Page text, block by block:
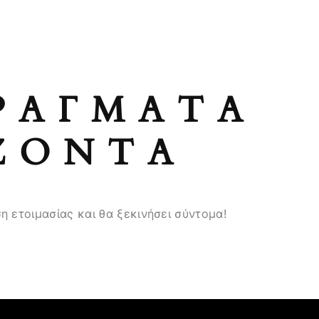
και θα ξεκινήσει σύντομα!